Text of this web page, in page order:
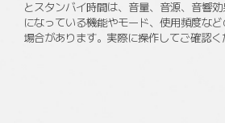
とスタンバイ時間は、音量、音源、音響
になっている機能やモード、使用頻度な
場合があります。実際に操作してご確認く